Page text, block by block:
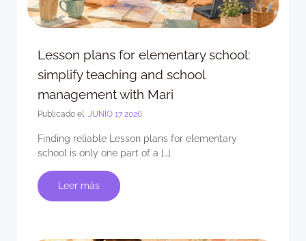
Lesson plans for elementary school:
simplify teaching and school
management with Mari
Publicado el JUNIO 17 2026
Finding reliable Lesson plans for elementary
school is only one part of a […]
Leer más